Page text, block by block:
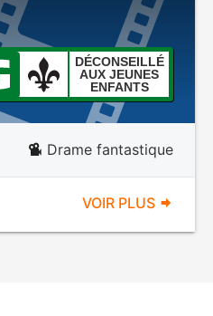
DÉCONSEILLÉ
AUX JEUNES
ENFANTS
Drame fantastique
VOIR PLUS